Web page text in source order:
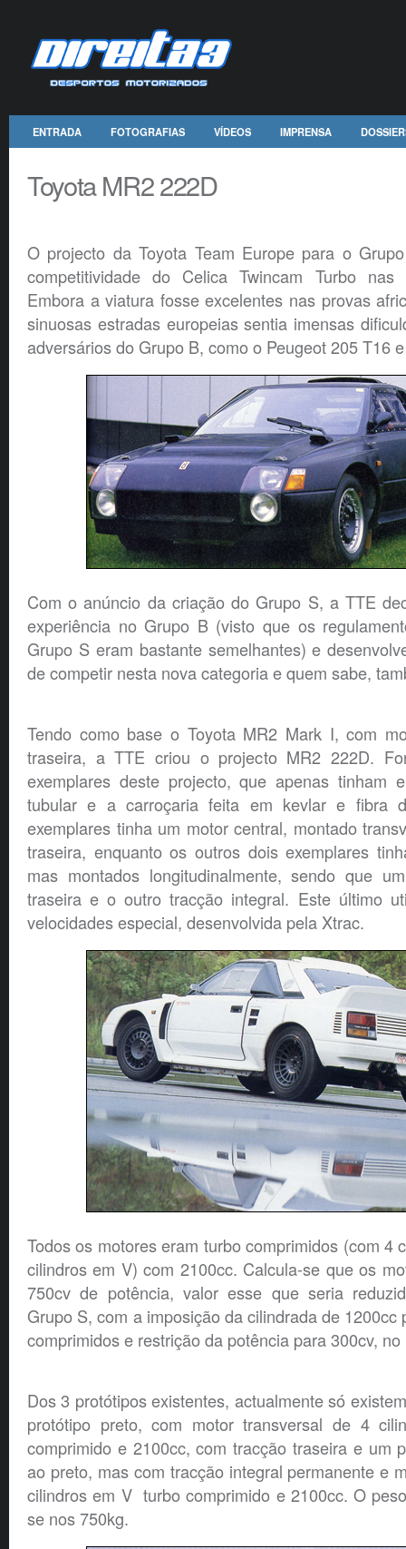
ENTRADA FOTOGRAFIAS VÍDEOS IMPRENSA
Toyota MR2 222D
O projecto da Toyota Team Europe para o
competitividade do Celica Twincam Turbo nas
Embora a viatura fosse excelentes nas provas
sinuosas estradas europeias sentia imensas
adversários do Grupo B, como o Peugeot 205 T16
Com o anúncio da criação do Grupo S, a TTE
experiência no Grupo B (visto que os
Grupo S eram bastante semelhantes) e
de competir nesta nova categoria e quem sabe,
Tendo como base o Toyota MR2 Mark I, com
traseira, a TTE criou o projecto MR2 222D.
exemplares deste projecto, que apenas tinham
tubular e a carroçaria feita em kevlar e fibra
exemplares tinha um motor central, montado
traseira, enquanto os outros dois exemplares
mas montados longitudinalmente, sendo que
traseira e o outro tracção integral. Este último
velocidades especial, desenvolvida pela Xtrac.
Todos os motores eram turbo comprimidos (com 4
cilindros em V) com 2100cc. Calcula-se que os
750cv de potência, valor esse que seria
Grupo S, com a imposição da cilindrada de 1200cc
comprimidos e restrição da potência para 300cv,
Dos 3 protótipos existentes, actualmente só
protótipo preto, com motor transversal de 4
comprimido e 2100cc, com tracção traseira e um
ao preto, mas com tracção integral permanente e
cilindros em V turbo comprimido e 2100cc. O
se nos 750kg.